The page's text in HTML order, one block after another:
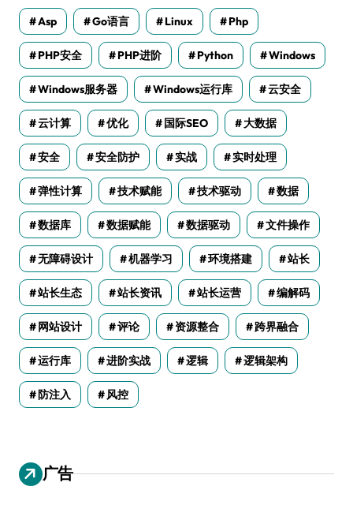
Asp Go语言 Linux Php
PHP安全 PHP进阶 Python Windows
Windows服务器 Windows运行库 云安全
云计算 优化 国际SEO 大数据
安全 安全防护 实战 实时处理
弹性计算 技术赋能 技术驱动 数据
数据库 数据赋能 数据驱动 文件操作
无障碍设计 机器学习 环境搭建 站长
站长生态 站长资讯 站长运营 编解码
网站设计 评论 资源整合 跨界融合
运行库 进阶实战 逻辑 逻辑架构
防注入 风控
广告